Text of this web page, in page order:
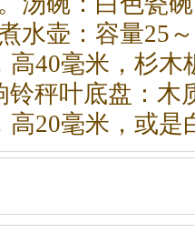
水壶：容量25
高40毫米，杉木
铃秤叶底盘：木
高20毫米，或是